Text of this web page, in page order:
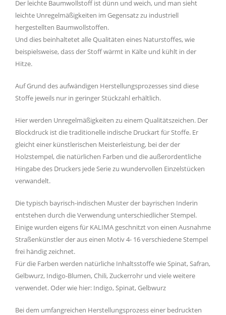
Der leichte Baumwollstoff ist dünn und weich, und man sieht
leichte Unregelmäßigkeiten im Gegensatz zu industriell
hergestellten Baumwollstoffen.
Und dies beinhaltetet alle Qualitäten eines Naturstoffes, wie
beispielsweise, dass der Stoff wärmt in Kälte und kühlt in der
Hitze.
Auf Grund des aufwändigen Herstellungsprozesses sind diese
Stoffe jeweils nur in geringer Stückzahl erhältlich.
Hier werden Unregelmäßigkeiten zu einem Qualitätszeichen. Der
Blockdruck ist die traditionelle indische Druckart für Stoffe. Er
gleicht einer künstlerischen Meisterleistung, bei der der
Holzstempel, die natürlichen Farben und die außerordentliche
Hingabe des Druckers jede Serie zu wundervollen Einzelstücken
verwandelt.
Die typisch bayrisch-indischen Muster der bayrischen Inderin
entstehen durch die Verwendung unterschiedlicher Stempel.
Einige wurden eigens für KALIMA geschnitzt von einen Ausnahme
Straßenkünstler der aus einen Motiv 4- 16 verschiedene Stempel
frei händig zeichnet.
Für die Farben werden natürliche Inhaltsstoffe wie Spinat, Safran,
Gelbwurz, Indigo-Blumen, Chili, Zuckerrohr und viele weitere
verwendet. Oder wie hier: Indigo, Spinat, Gelbwurz
Bei dem umfangreichen Herstellungsprozess einer bedruckten